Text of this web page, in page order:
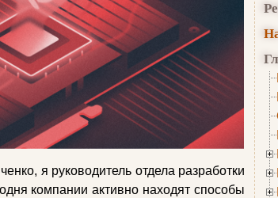
я руководитель отдела разработки
компании активно находят способы